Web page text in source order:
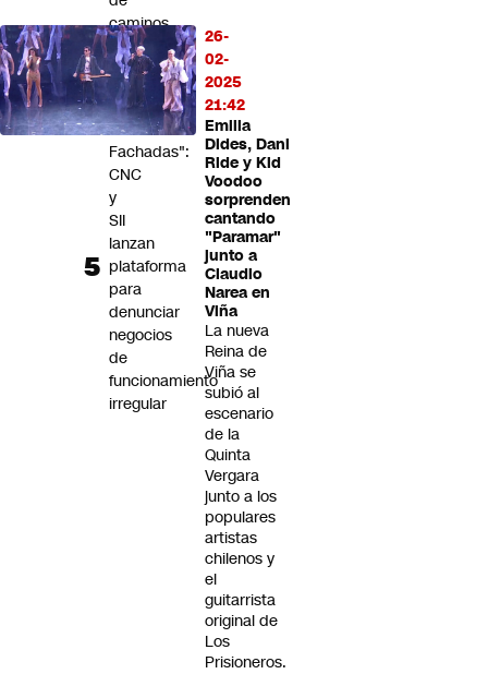
26-
02-
2025
21:42
Emilia
Dides, Dani
Ride y Kid
Voodoo
sorprenden
cantando
"Paramar"
junto a
Claudio
Narea en
Viña
La nueva
Reina de
Viña se
subió al
escenario
de la
Quinta
Vergara
junto a los
populares
artistas
chilenos y
el
guitarrista
original de
Los
Prisioneros.
caminos
a
la
montaña
"Sin
Fachadas":
CNC
y
SII
lanzan
plataforma
para
denunciar
negocios
de
funcionamiento
irregular